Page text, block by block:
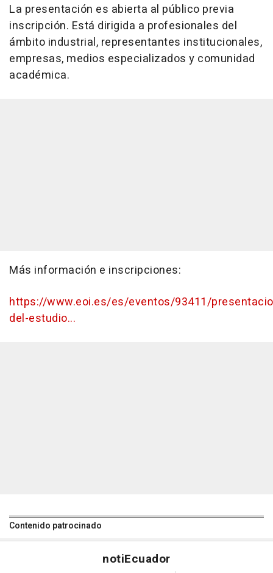
La presentación es abierta al público previa
inscripción. Está dirigida a profesionales del
ámbito industrial, representantes institucionales,
empresas, medios especializados y comunidad
académica.
Más información e inscripciones:
https://www.eoi.es/es/eventos/93411/
del-estudio...
Contenido patrocinado
notiEcuador